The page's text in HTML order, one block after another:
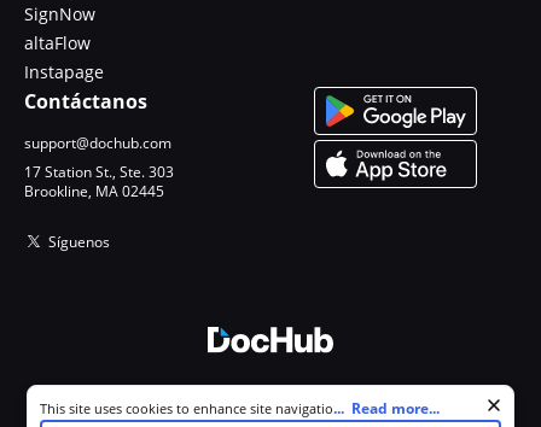
SignNow
altaFlow
Instapage
Contáctanos
support@dochub.com
17 Station St., Ste. 303
Brookline, MA 02445
Síguenos
Todos los derechos reservados.
Cookie consent notice
This site uses cookies to enhance site navigation and personalize
... Read more...